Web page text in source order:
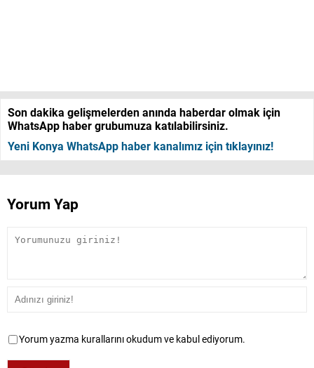
Son dakika gelişmelerden anında haberdar olmak için
WhatsApp haber grubumuza katılabilirsiniz.
Yeni Konya WhatsApp haber kanalımız için tıklayınız!
Yorum Yap
Yorum yazma kurallarını okudum ve kabul ediyorum.